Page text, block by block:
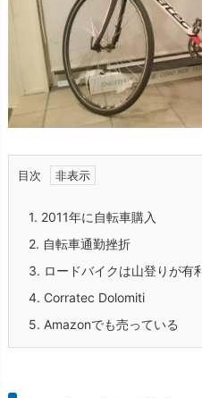
目次
1. 2011年に自転車購入
2. 自転車通勤挫折
3. ロードバイクは山登りが有
4. Corratec Dolomiti
5. Amazonでも売っている